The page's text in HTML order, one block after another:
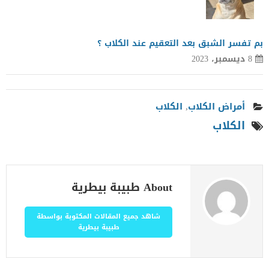
بم تفسر الشبق بعد التعقيم عند الكلاب ؟
8 ديسمبر، 2023
أمراض الكلاب, الكلاب
الكلاب
About طبيبة بيطرية
شاهد جميع المقالات المكتوبة بواسطة
طبيبة بيطرية